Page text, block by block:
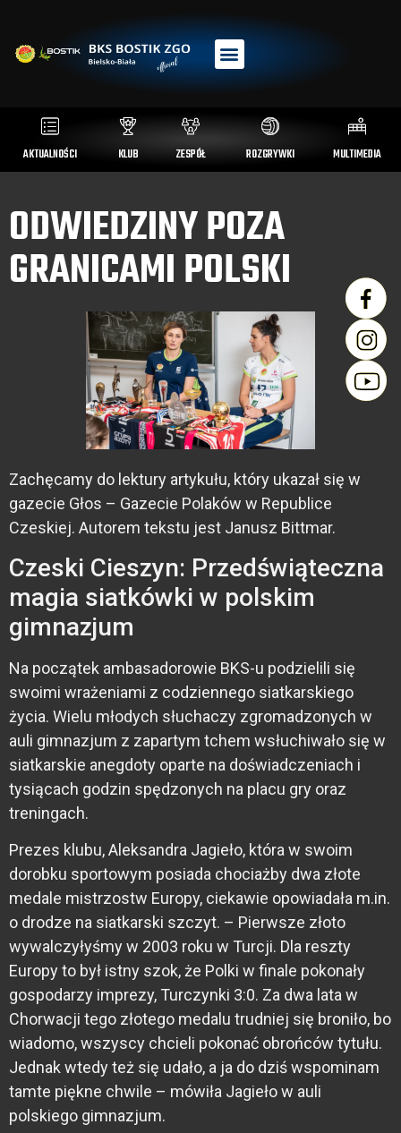
AKTUALNOŚCI KLUB ZESPÓŁ ROZGRYWKI MULTIMEDIA
ODWIEDZINY POZA
GRANICAMI POLSKI
Zachęcamy do lektury artykułu, który ukazał się w
gazecie Głos – Gazecie Polaków w Republice
Czeskiej. Autorem tekstu jest Janusz Bittmar.
Czeski Cieszyn: Przedświąteczna
magia siatkówki w polskim
gimnazjum
Na początek ambasadorowie BKS-u podzielili się
swoimi wrażeniami z codziennego siatkarskiego
życia. Wielu młodych słuchaczy zgromadzonych w
auli gimnazjum z zapartym tchem wsłuchiwało się w
siatkarskie anegdoty oparte na doświadczeniach i
tysiącach godzin spędzonych na placu gry oraz
treningach.
Prezes klubu, Aleksandra Jagieło, która w swoim
dorobku sportowym posiada chociażby dwa złote
medale mistrzostw Europy, ciekawie opowiadała m.in.
o drodze na siatkarski szczyt. – Pierwsze złoto
wywalczyłyśmy w 2003 roku w Turcji. Dla reszty
Europy to był istny szok, że Polki w finale pokonały
gospodarzy imprezy, Turczynki 3:0. Za dwa lata w
Chorwacji tego złotego medalu trudniej się broniło, bo
wiadomo, wszyscy chcieli pokonać obrońców tytułu.
Jednak wtedy też się udało, a ja do dziś wspominam
tamte piękne chwile – mówiła Jagieło w auli
polskiego gimnazjum.